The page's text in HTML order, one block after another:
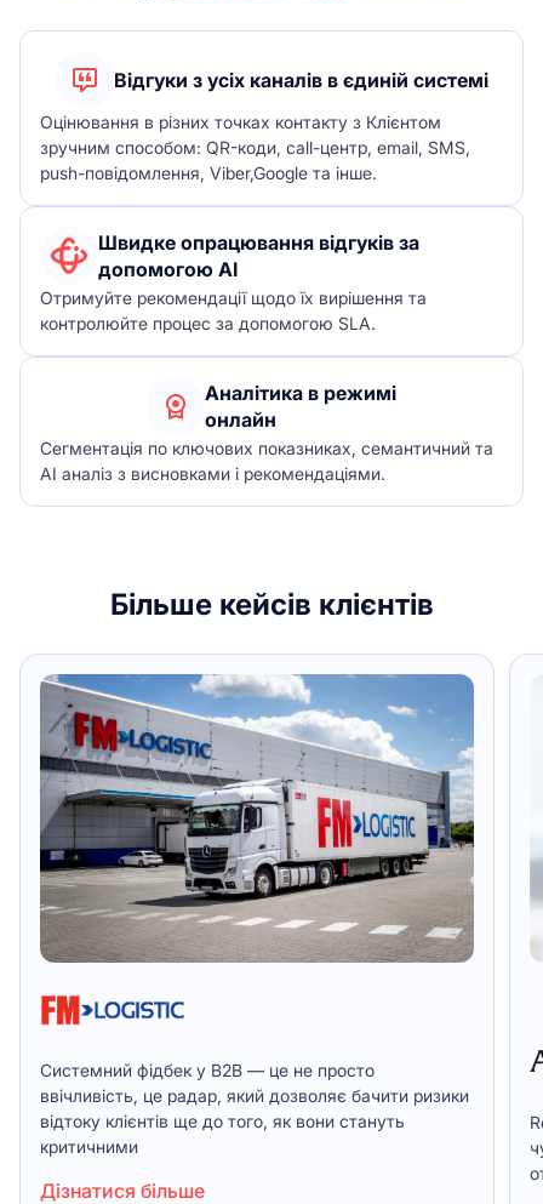
Відгуки з усіх каналів в єдиній системі
Оцінювання в різних точках контакту з Клієнтом
зручним способом: QR-коди, call-центр, email, SMS,
push-повідомлення, Viber,Google та інше.
Швидке опрацювання відгуків за
допомогою AI
Отримуйте рекомендації щодо їх вирішення та
контролюйте процес за допомогою SLA.
Аналітика в режимі
онлайн
Сегментація по ключових показниках, семантичний та
АІ аналіз з висновками і рекомендаціями.
Системний фідбек у B2B — це не просто
ввічливість, це радар, який дозволяє бачити ризики
відтоку клієнтів ще до того, як вони стануть
критичними
Дізнатися більше
Більше кейсів клієнтів